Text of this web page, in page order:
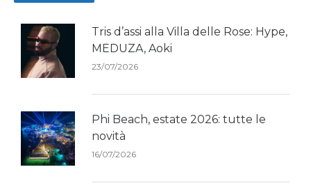
Tris d’assi alla Villa delle Rose: Hype,
MEDUZA, Aoki
23/07/2026
Phi Beach, estate 2026: tutte le
novità
16/07/2026